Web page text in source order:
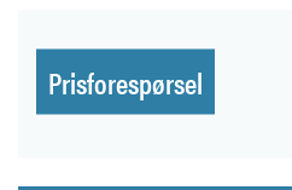
Prisforespørsel